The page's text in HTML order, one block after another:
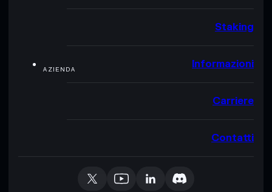
Staking
AZIENDA Informazioni
Carriere
Contatti